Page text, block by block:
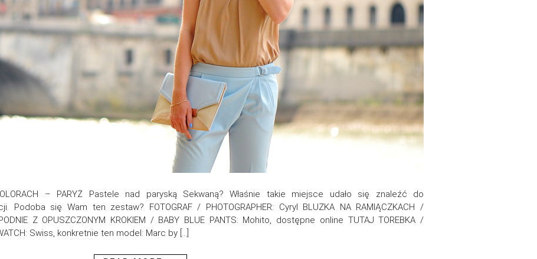
– PARYŻ Pastele nad paryską Sekwaną? Właśnie takie miejsce udało się znaleźć do
Podoba się Wam ten zestaw? FOTOGRAF / PHOTOGRAPHER: Cyryl BLUZKA NA RAMIĄCZKACH /
Z OPUSZCZONYM KROKIEM / BABY BLUE PANTS: Mohito, dostępne online TUTAJ TOREBKA /
Swiss, konkretnie ten model: Marc by […]